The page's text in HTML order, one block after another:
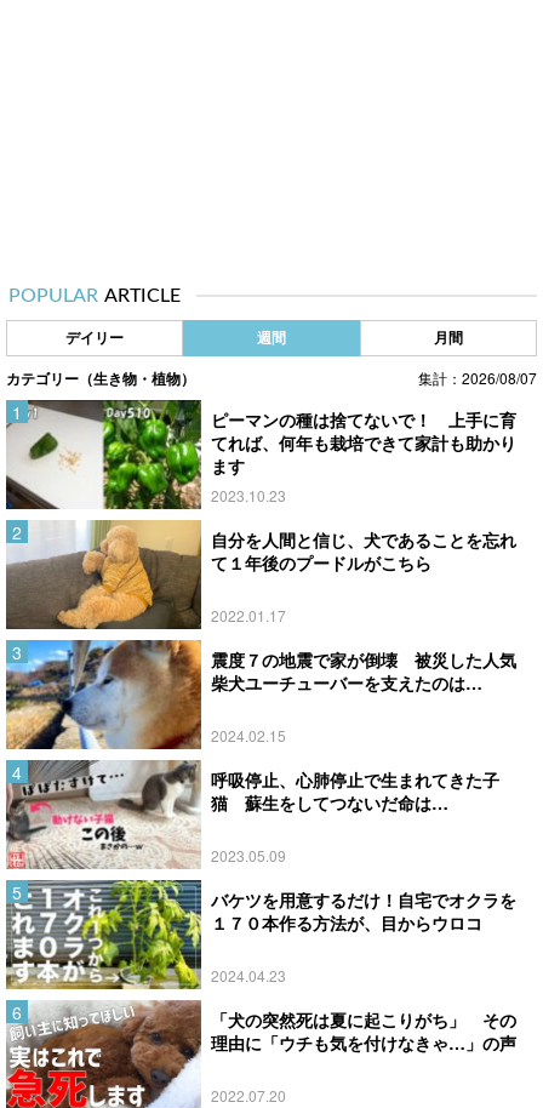
POPULAR ARTICLE
デイリー 週間 月間
カテゴリー（生き物・植物） 集計：2026/08/07
ピーマンの種は捨てないで！ 上手に育
てれば、何年も栽培できて家計も助かり
ます
2023.10.23
自分を人間と信じ、犬であることを忘れ
て１年後のプードルがこちら
2022.01.17
震度７の地震で家が倒壊 被災した人気
柴犬ユーチューバーを支えたのは…
2024.02.15
呼吸停止、心肺停止で生まれてきた子
猫 蘇生をしてつないだ命は…
2023.05.09
バケツを用意するだけ！自宅でオクラを
１７０本作る方法が、目からウロコ
2024.04.23
「犬の突然死は夏に起こりがち」 その
理由に「ウチも気を付けなきゃ…」の声
2022.07.20